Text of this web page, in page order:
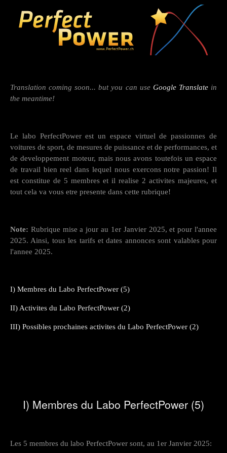
Translation coming soon... but you can use Google Translatein
the meantime!
Le labo PerfectPower est un espace virtuel de passionnes de
voitures de sport, de mesures de puissance et de performances, et
de developpement moteur, mais nous avons toutefois un espace
de travail bien reel dans lequel nous exercons notre passion! Il
est constitue de 5 membres et il realise 2 activites majeures, et
tout cela va vous etre presente dans cette rubrique!
Note: Rubrique mise a jour au 1er Janvier 2025, et pour l'annee
2025. Ainsi, tous les tarifs et dates annonces sont valables pour
l'annee 2025.
I) Membres du Labo PerfectPower (5)
II) Activites du Labo PerfectPower (2)
III) Possibles prochaines activites du Labo PerfectPower (2)
I) Membres du Labo PerfectPower (5)
Les 5 membres du labo PerfectPower sont, au 1er Janvier 2025: